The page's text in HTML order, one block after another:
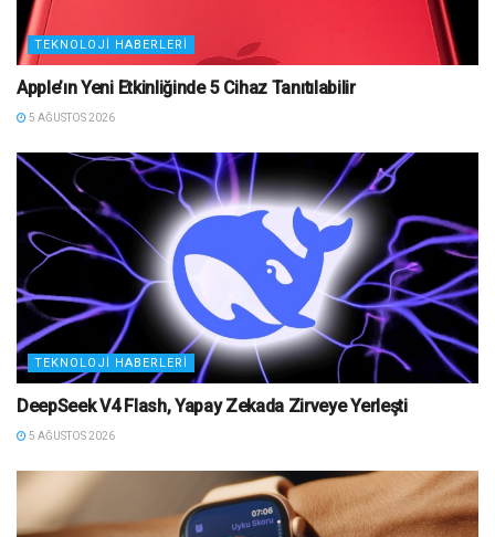
TEKNOLOJI HABERLERI
Apple’ın Yeni Etkinliğinde 5 Cihaz Tanıtılabilir
5 AĞUSTOS 2026
TEKNOLOJI HABERLERI
DeepSeek V4 Flash, Yapay Zekada Zirveye Yerleşti
5 AĞUSTOS 2026